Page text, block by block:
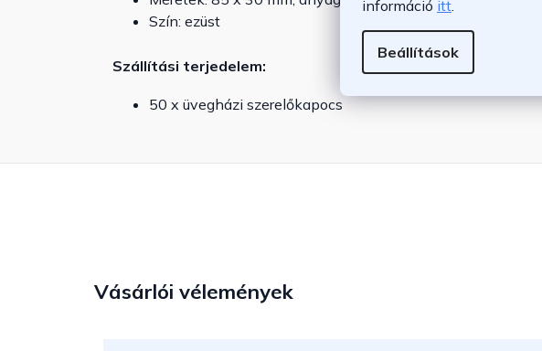
információ itt.
Beállítások
Szín: ezüst
Szállítási terjedelem:
50 x üvegházi szerelőkapocs
Vásárlói vélemények